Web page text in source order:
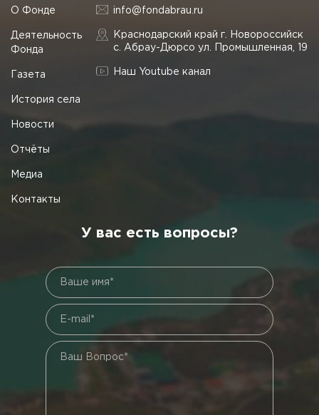
О Фонде
Деятельность
Фонда
Газета
История села
Новости
Отчёты
Медиа
Контакты
info@fondabrau.ru
Краснодарский край г. Новороссийск
с. Абрау-Дюрсо ул. Промышленная, 19
Наш Youtube канал
У вас есть вопросы?
Ваше имя*
E-mail*
Ваш Вопрос*